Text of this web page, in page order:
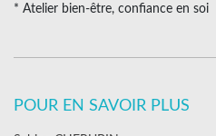
* Atelier bien-être, confiance en soi
POUR EN SAVOIR PLUS